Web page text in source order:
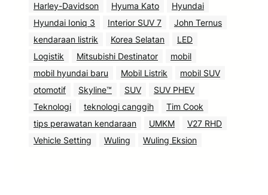
Harley-Davidson
Hyuma Kato
Hyundai
Hyundai Ioniq 3
Interior SUV 7
John Ternus
kendaraan listrik
Korea Selatan
LED
Logistik
Mitsubishi Destinator
mobil
mobil hyundai baru
Mobil Listrik
mobil SUV
otomotif
Skyline™ SUV
SUV PHEV
Teknologi
teknologi canggih
Tim Cook
tips perawatan kendaraan
UMKM
V27 RHD
Vehicle Setting
Wuling Wuling Eksion